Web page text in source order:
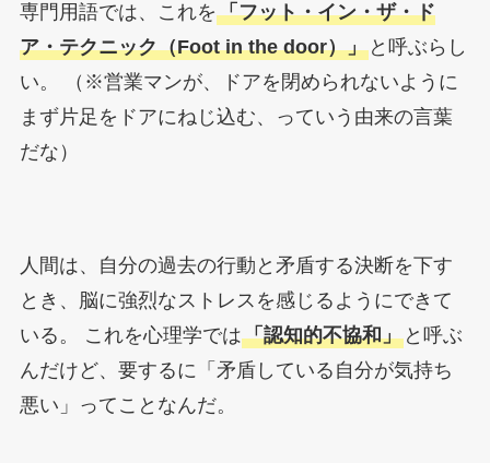
専門用語では、これを「フット・イン・ザ・ド
ア・テクニック（Foot in the door）」と呼ぶらし
い。 （※営業マンが、ドアを閉められないように
まず片足をドアにねじ込む、っていう由来の言葉
だな）
人間は、自分の過去の行動と矛盾する決断を下す
とき、脳に強烈なストレスを感じるようにできて
いる。 これを心理学では「認知的不協和」と呼ぶ
んだけど、要するに「矛盾している自分が気持ち
悪い」ってことなんだ。